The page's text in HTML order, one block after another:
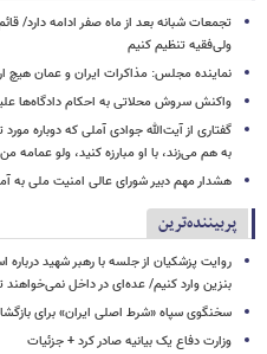
تجمعات شبانه بعد از ماه صفر ادامه دارد/
ولی‌فقیه تنظیم‌ کنیم
نماینده مجلس: مذاکرات ایران و عمان هیچ
واکنش سروش محلاتی به احکام دادگاه‌ها
گفتاری از آیت‌الله جوادی آملی که دوباره
به هم می‌زند، با او مبارزه کنید، ولو عمامه
هشدار مهم دبیر شورای عالی امنیت ملی به
پربیننده‌ترین
روایت پزشکیان از جلسه با رهبر شهید
بنزین وارد کنیم/ عده‌ای در داخل نمی‌خواهند
سخنگوی سپاه «شرط اصلی ایران» برای
وزارت دفاع یک بیانیه صادر کرد + جزئیات